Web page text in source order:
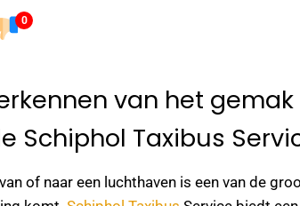
0
van het
Schiphol Taxibus
of naar een luchthaven is een van de